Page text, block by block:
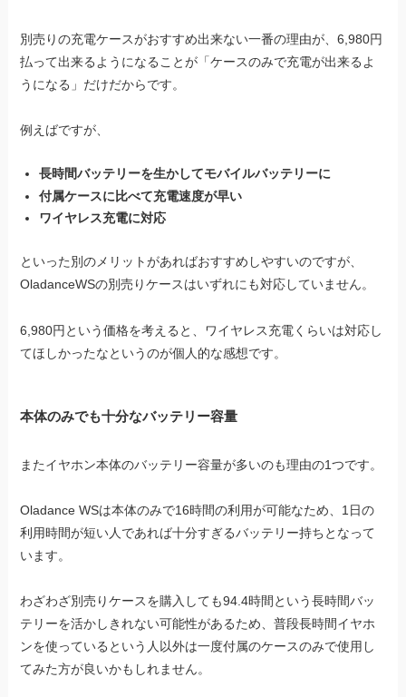
別売りの充電ケースがおすすめ出来ない一番の理由が、6,980円
払って出来るようになることが「ケースのみで充電が出来るよ
うになる」だけだからです。
例えばですが、
長時間バッテリーを生かしてモバイルバッテリーに
付属ケースに比べて充電速度が早い
ワイヤレス充電に対応
といった別のメリットがあればおすすめしやすいのですが、
OladanceWSの別売りケースはいずれにも対応していません。
6,980円という価格を考えると、ワイヤレス充電くらいは対応し
てほしかったなというのが個人的な感想です。
本体のみでも十分なバッテリー容量
またイヤホン本体のバッテリー容量が多いのも理由の1つです。
Oladance WSは本体のみで16時間の利用が可能なため、1日の
利用時間が短い人であれば十分すぎるバッテリー持ちとなって
います。
わざわざ別売りケースを購入しても94.4時間という長時間バッ
テリーを活かしきれない可能性があるため、普段長時間イヤホ
ンを使っているという人以外は一度付属のケースのみで使用し
てみた方が良いかもしれません。